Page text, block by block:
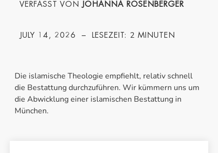
VERFASST VON JOHANNA ROSENBERGER
JULY 14, 2026 – LESEZEIT: 2 MINUTEN
Die islamische Theologie empfiehlt, relativ schnell
die Bestattung durchzuführen. Wir kümmern uns um
die Abwicklung einer islamischen Bestattung in
München.